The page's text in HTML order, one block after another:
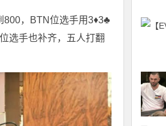
，BTN位选手用3♦️3♣️
选手也补齐，五人打翻